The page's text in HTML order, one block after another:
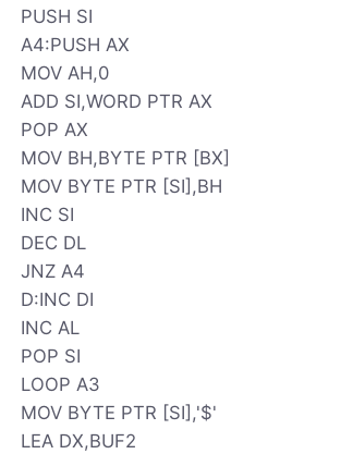
PUSH SI
A4:PUSH AX
MOV AH,0
ADD SI,WORD PTR AX
POP AX
MOV BH,BYTE PTR [BX]
MOV BYTE PTR [SI],BH
INC SI
DEC DL
JNZ A4
D:INC DI
INC AL
POP SI
LOOP A3
MOV BYTE PTR [SI],'$'
LEA DX,BUF2